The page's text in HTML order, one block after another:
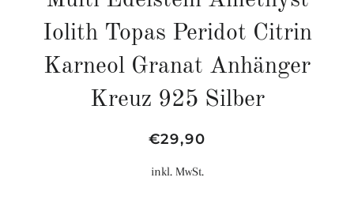
Iolith Topas Peridot Citrin
Karneol Granat Anhänger
Kreuz 925 Silber
Normaler
Sonderpreis
€29,90
inkl. MwSt.